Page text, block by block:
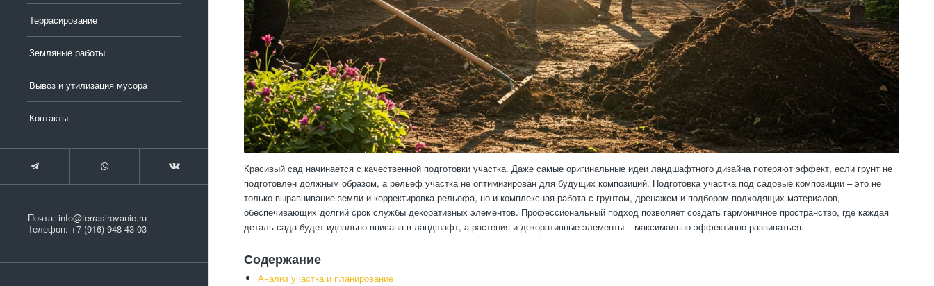
Террасирование
Земляные работы
Вывоз и утилизация мусора
Контакты
Почта: info@terrasirovanie.ru
Телефон: +7 (916) 948-43-03
Красивый сад начинается с качественной подготовки участка. Даже самые оригинальные идеи ландшафтного дизайна потеряют эффект, если грунт не
подготовлен должным образом, а рельеф участка не оптимизирован для будущих композиций. Подготовка участка под садовые композиции – это не
только выравнивание земли и корректировка рельефа, но и комплексная работа с грунтом, дренажем и подбором подходящих материалов,
обеспечивающих долгий срок службы декоративных элементов. Профессиональный подход позволяет создать гармоничное пространство, где каждая
деталь сада будет идеально вписана в ландшафт, а растения и декоративные элементы – максимально эффективно развиваться.
Содержание
Анализ участка и планирование